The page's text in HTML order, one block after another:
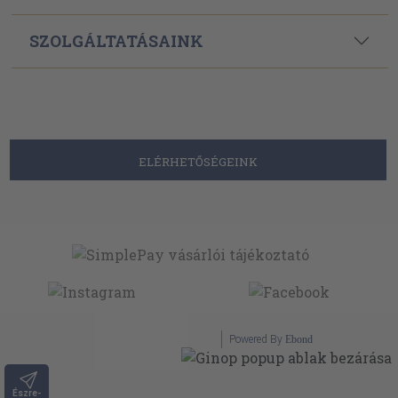
Észre-
SZOLGÁLTATÁSAINK
ELÉRHETŐSÉGEINK
Powered By Ebond